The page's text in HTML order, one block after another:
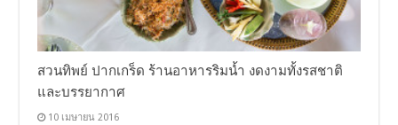
สวนทิพย์ ปากเกร็ด ร้านอาหารริมน้ำ งดงามทั้งรสชาติ
และบรรยากาศ
10 เมษายน 2016